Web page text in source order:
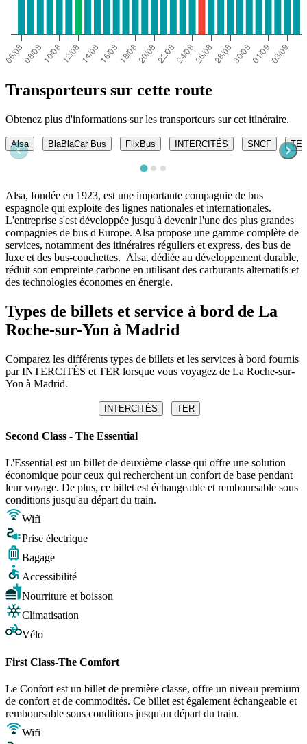
Transporteurs sur cette route
Obtenez plus d'informations sur les transporteurs sur cet itinéraire.
Alsa BlaBlaCar Bus FlixBus INTERCITÉS SNCF
Alsa, fondée en 1923, est une importante compagnie de bus
espagnole qui exploite des lignes nationales et internationales.
L'entreprise s'est développée jusqu'à devenir l'une des plus grandes
compagnies de bus d'Europe. Alsa propose une gamme complète de
services, notamment des itinéraires réguliers et express, des bus de
luxe et des bus-couchettes. Alsa, dédiée au développement durable,
réduit son empreinte carbone en utilisant des carburants alternatifs et
des technologies économes en énergie.
Types de billets et service à bord de La
Roche-sur-Yon à Madrid
Comparez les différents types de billets et les services à bord fournis
par INTERCITÉS et TER lorsque vous voyagez de La Roche-sur-
Yon à Madrid.
INTERCITÉS TER
Second Class - The Essential
L'Essential est un billet de deuxième classe qui offre une solution
économique pour ceux qui recherchent un confort de base pendant
leur voyage. De plus, ce billet est échangeable et remboursable sous
conditions jusqu'au départ du train.
Wifi
Prise électrique
Bagage
Accessibilité
Nourriture et boisson
Climatisation
Vélo
First Class-The Comfort
Le Confort est un billet de première classe, offre un niveau premium
de confort et de commodités. Ce billet est également échangeable et
remboursable sous conditions jusqu'au départ du train.
Wifi